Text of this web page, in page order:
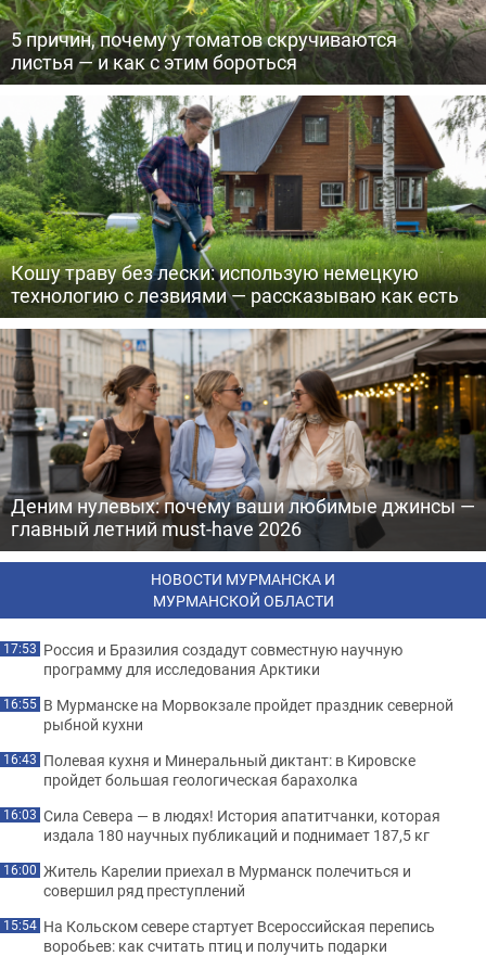
5 причин, почему у томатов скручиваются
листья — и как с этим бороться
Кошу траву без лески: использую немецкую
технологию с лезвиями — рассказываю как есть
Деним нулевых: почему ваши любимые джинсы —
главный летний must-have 2026
НОВОСТИ МУРМАНСКА И
МУРМАНСКОЙ ОБЛАСТИ
17:53 Россия и Бразилия создадут совместную научную
программу для исследования Арктики
16:55 В Мурманске на Морвокзале пройдет праздник северной
рыбной кухни
16:43 Полевая кухня и Минеральный диктант: в Кировске
пройдет большая геологическая барахолка
16:03 Сила Севера — в людях! История апатитчанки, которая
издала 180 научных публикаций и поднимает 187,5 кг
16:00 Житель Карелии приехал в Мурманск полечиться и
совершил ряд преступлений
15:54 На Кольском севере стартует Всероссийская перепись
воробьев: как считать птиц и получить подарки